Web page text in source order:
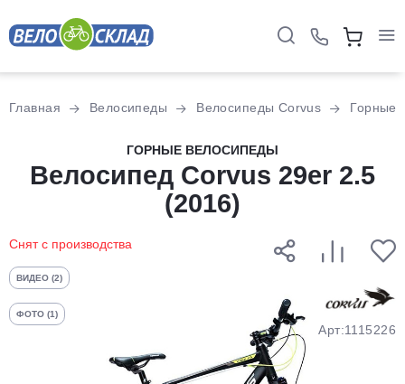
Главная Велосипеды Велосипеды Corvus Горные
ГОРНЫЕ ВЕЛОСИПЕДЫ
Велосипед Corvus 29er 2.5
(2016)
Снят с производства
ВИДЕО (2)
ФОТО (1)
Арт:1115226
Разбейте
оплатуна части
без переплат
График платежей